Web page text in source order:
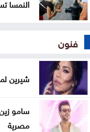
النمسا
فنون
شيرين
سامو
مصرية